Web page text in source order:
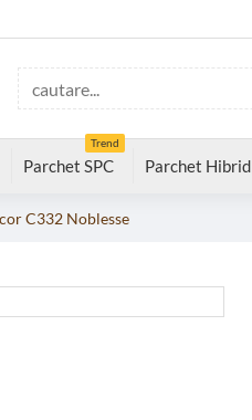
Parchet SPC
Trend
Parchet Hibrid
C332 Noblesse